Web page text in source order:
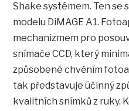
Shake systémem. Ten se
modelu DiMAGE A1.
mechanizmem pro
snímače CCD, který
způsobené chvěním
tak představuje účinný
kvalitních snímků z ruky.